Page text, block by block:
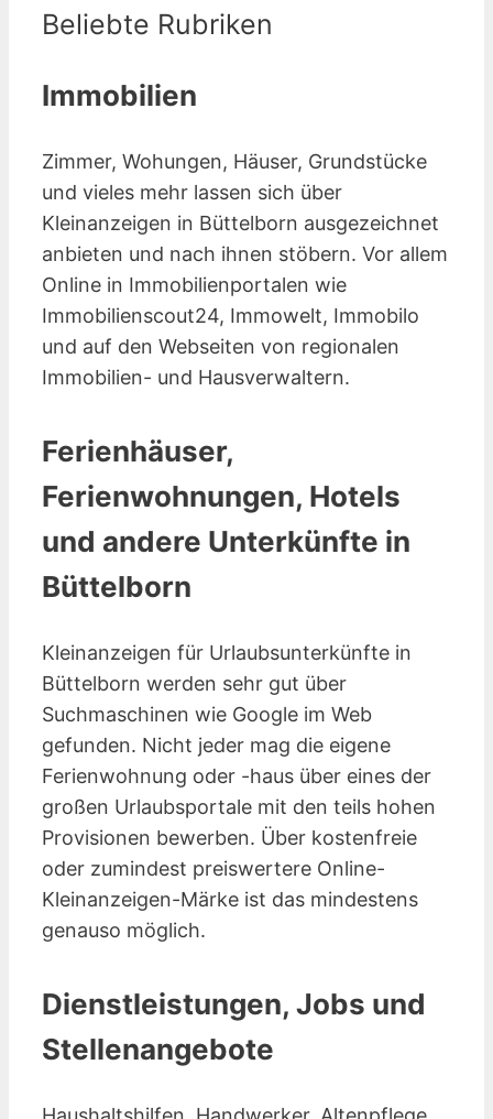
Beliebte Rubriken
Immobilien
Zimmer, Wohungen, Häuser, Grundstücke
und vieles mehr lassen sich über
Kleinanzeigen in Büttelborn ausgezeichnet
anbieten und nach ihnen stöbern. Vor allem
Online in Immobilienportalen wie
Immobilienscout24, Immowelt, Immobilo
und auf den Webseiten von regionalen
Immobilien- und Hausverwaltern.
Ferienhäuser,
Ferienwohnungen, Hotels
und andere Unterkünfte in
Büttelborn
Kleinanzeigen für Urlaubsunterkünfte in
Büttelborn werden sehr gut über
Suchmaschinen wie Google im Web
gefunden. Nicht jeder mag die eigene
Ferienwohnung oder -haus über eines der
großen Urlaubsportale mit den teils hohen
Provisionen bewerben. Über kostenfreie
oder zumindest preiswertere Online-
Kleinanzeigen-Märke ist das mindestens
genauso möglich.
Dienstleistungen, Jobs und
Stellenangebote